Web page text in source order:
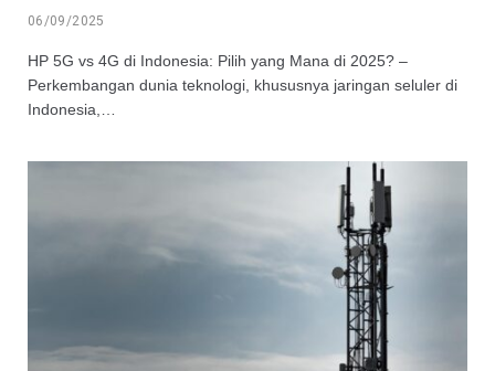
06/09/2025
HP 5G vs 4G di Indonesia: Pilih yang Mana di 2025? –
Perkembangan dunia teknologi, khususnya jaringan seluler di
Indonesia,…